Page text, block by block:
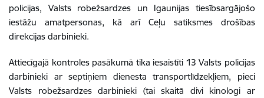
policijas, Valsts robežsardzes un Igaunijas tiesībsargājošo
iestāžu amatpersonas, kā arī Ceļu satiksmes drošības
direkcijas darbinieki.
Attiecīgajā kontroles pasākumā tika iesaistīti 13 Valsts policijas
darbinieki ar septiņiem dienesta transportlīdzekļiem, pieci
Valsts robežsardzes darbinieki (tai skaitā divi kinologi ar